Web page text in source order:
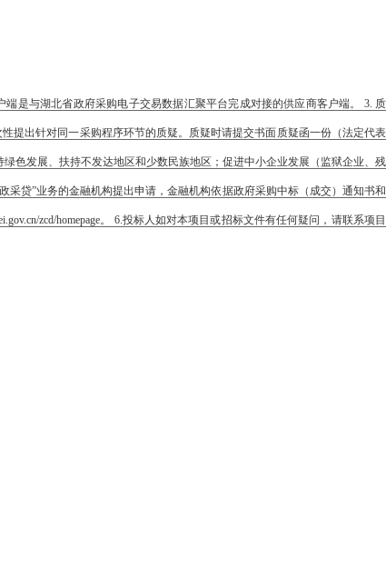
端是与湖北省政府采购电子交易数据汇聚平台完成对接的供应商客户端。 3. 质
提出针对同一采购程序环节的质疑。质疑时请提交书面质疑函一份（法定代表
色发展、扶持不发达地区和少数民族地区；促进中小企业发展（监狱企业、残
贷”业务的金融机构提出申请，金融机构依据政府采购中标（成交）通知书和
zcd/homepage。 6.投标人如对本项目或招标文件有任何疑问，请联系项目